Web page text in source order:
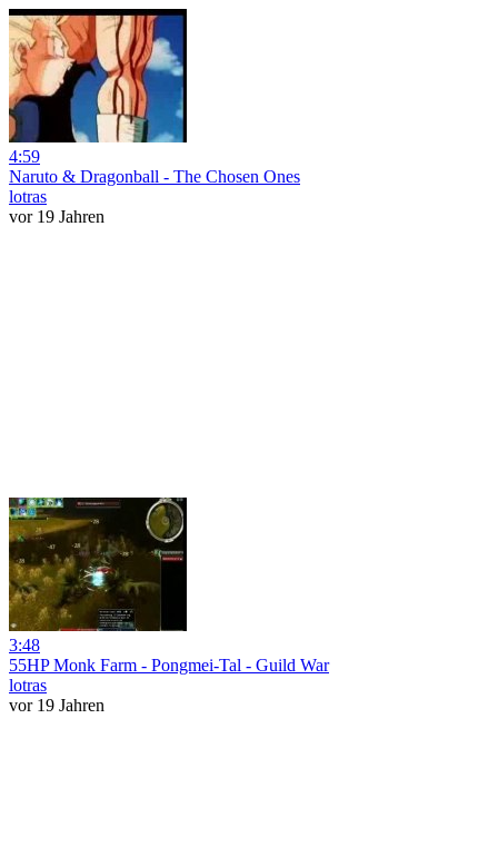
4:59
Naruto & Dragonball - The Chosen Ones
lotras
vor 19 Jahren
3:48
55HP Monk Farm - Pongmei-Tal - Guild War
lotras
vor 19 Jahren